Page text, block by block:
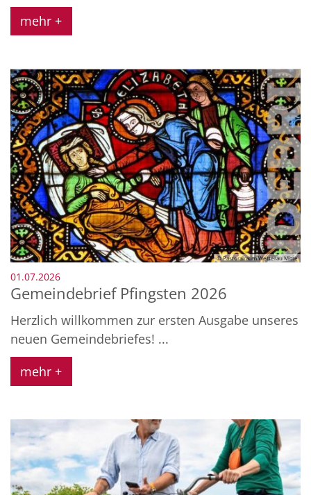
mehr +
© Pastoralraum Wetterau Mitte
01.07.2026:
Gemeindebrief Pfingsten 2026
Herzlich willkommen zur ersten Ausgabe unseres
neuen Gemeindebriefes! ...
mehr +